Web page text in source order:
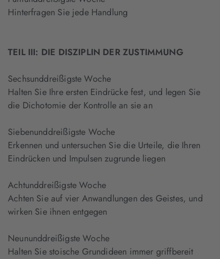
Hinterfragen Sie jede Handlung
TEIL III: DIE DISZIPLIN DER ZUSTIMMUNG
Sechsunddreißigste Woche
Halten Sie Ihre ersten Eindrücke fest, und legen Sie
die Dichotomie der Kontrolle an sie an
Siebenunddreißigste Woche
Erkennen und untersuchen Sie die Urteile, die Ihren
Eindrücken und Impulsen zugrunde liegen
Achtunddreißigste Woche
Achten Sie auf vier Anwandlungen des Geistes, und
wirken Sie ihnen entgegen
Neununddreißigste Woche
Halten Sie stoische Grundideen immer griffbereit